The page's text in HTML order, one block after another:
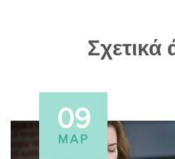
Σχετικά
09
ΜΑΡ